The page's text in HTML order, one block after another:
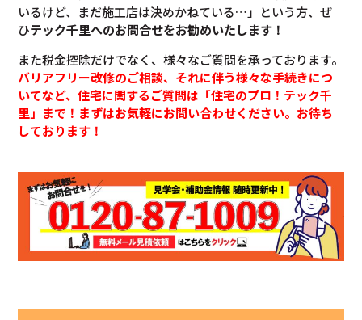
いるけど、まだ施工店は決めかねている…」という方、ぜ
ひテック千里へのお問合せをお勧めいたします！
また税金控除だけでなく、様々なご質問を承っております。
バリアフリー改修のご相談、それに伴う様々な手続きにつ
いてなど、住宅に関するご質問は「住宅のプロ！テック千
里」まで！まずはお気軽にお問い合わせください。お待ち
しております！